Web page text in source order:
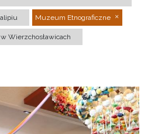
Muzeum Etnograficzne
Wierzchosławicach